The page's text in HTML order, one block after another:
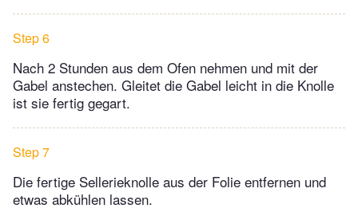
Step 6
Nach 2 Stunden aus dem Ofen nehmen und mit der
Gabel anstechen. Gleitet die Gabel leicht in die Knolle
ist sie fertig gegart.
Step 7
Die fertige Sellerieknolle aus der Folie entfernen und
etwas abkühlen lassen.